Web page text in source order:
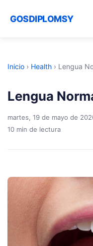
GOSDIPLOMSY
Inicio › Health › Lengua
Lengua
martes, 19 de mayo de
10 min de lectura